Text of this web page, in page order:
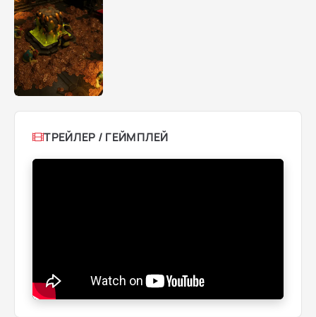
ТРЕЙЛЕР / ГЕЙМПЛЕЙ